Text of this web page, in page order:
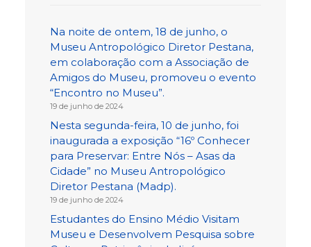
Na noite de ontem, 18 de junho, o
Museu Antropológico Diretor Pestana,
em colaboração com a Associação de
Amigos do Museu, promoveu o evento
“Encontro no Museu”.
19 de junho de 2024
Nesta segunda-feira, 10 de junho, foi
inaugurada a exposição “16º Conhecer
para Preservar: Entre Nós – Asas da
Cidade” no Museu Antropológico
Diretor Pestana (Madp).
19 de junho de 2024
Estudantes do Ensino Médio Visitam
Museu e Desenvolvem Pesquisa sobre